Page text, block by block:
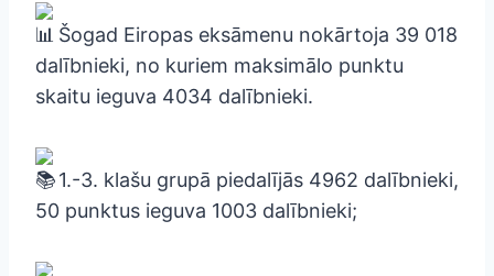
Šogad Eiropas eksāmenu nokārtoja 39 018
dalībnieki, no kuriem maksimālo punktu
skaitu ieguva 4034 dalībnieki.
1.-3. klašu grupā piedalījās 4962 dalībnieki,
50 punktus ieguva 1003 dalībnieki;